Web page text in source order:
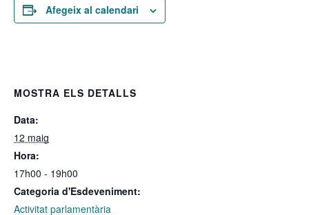
Afegeix al calendari
MOSTRA ELS DETALLS
Data:
12 maig
Hora:
17h00 - 19h00
Categoria d'Esdeveniment:
Activitat parlamentària